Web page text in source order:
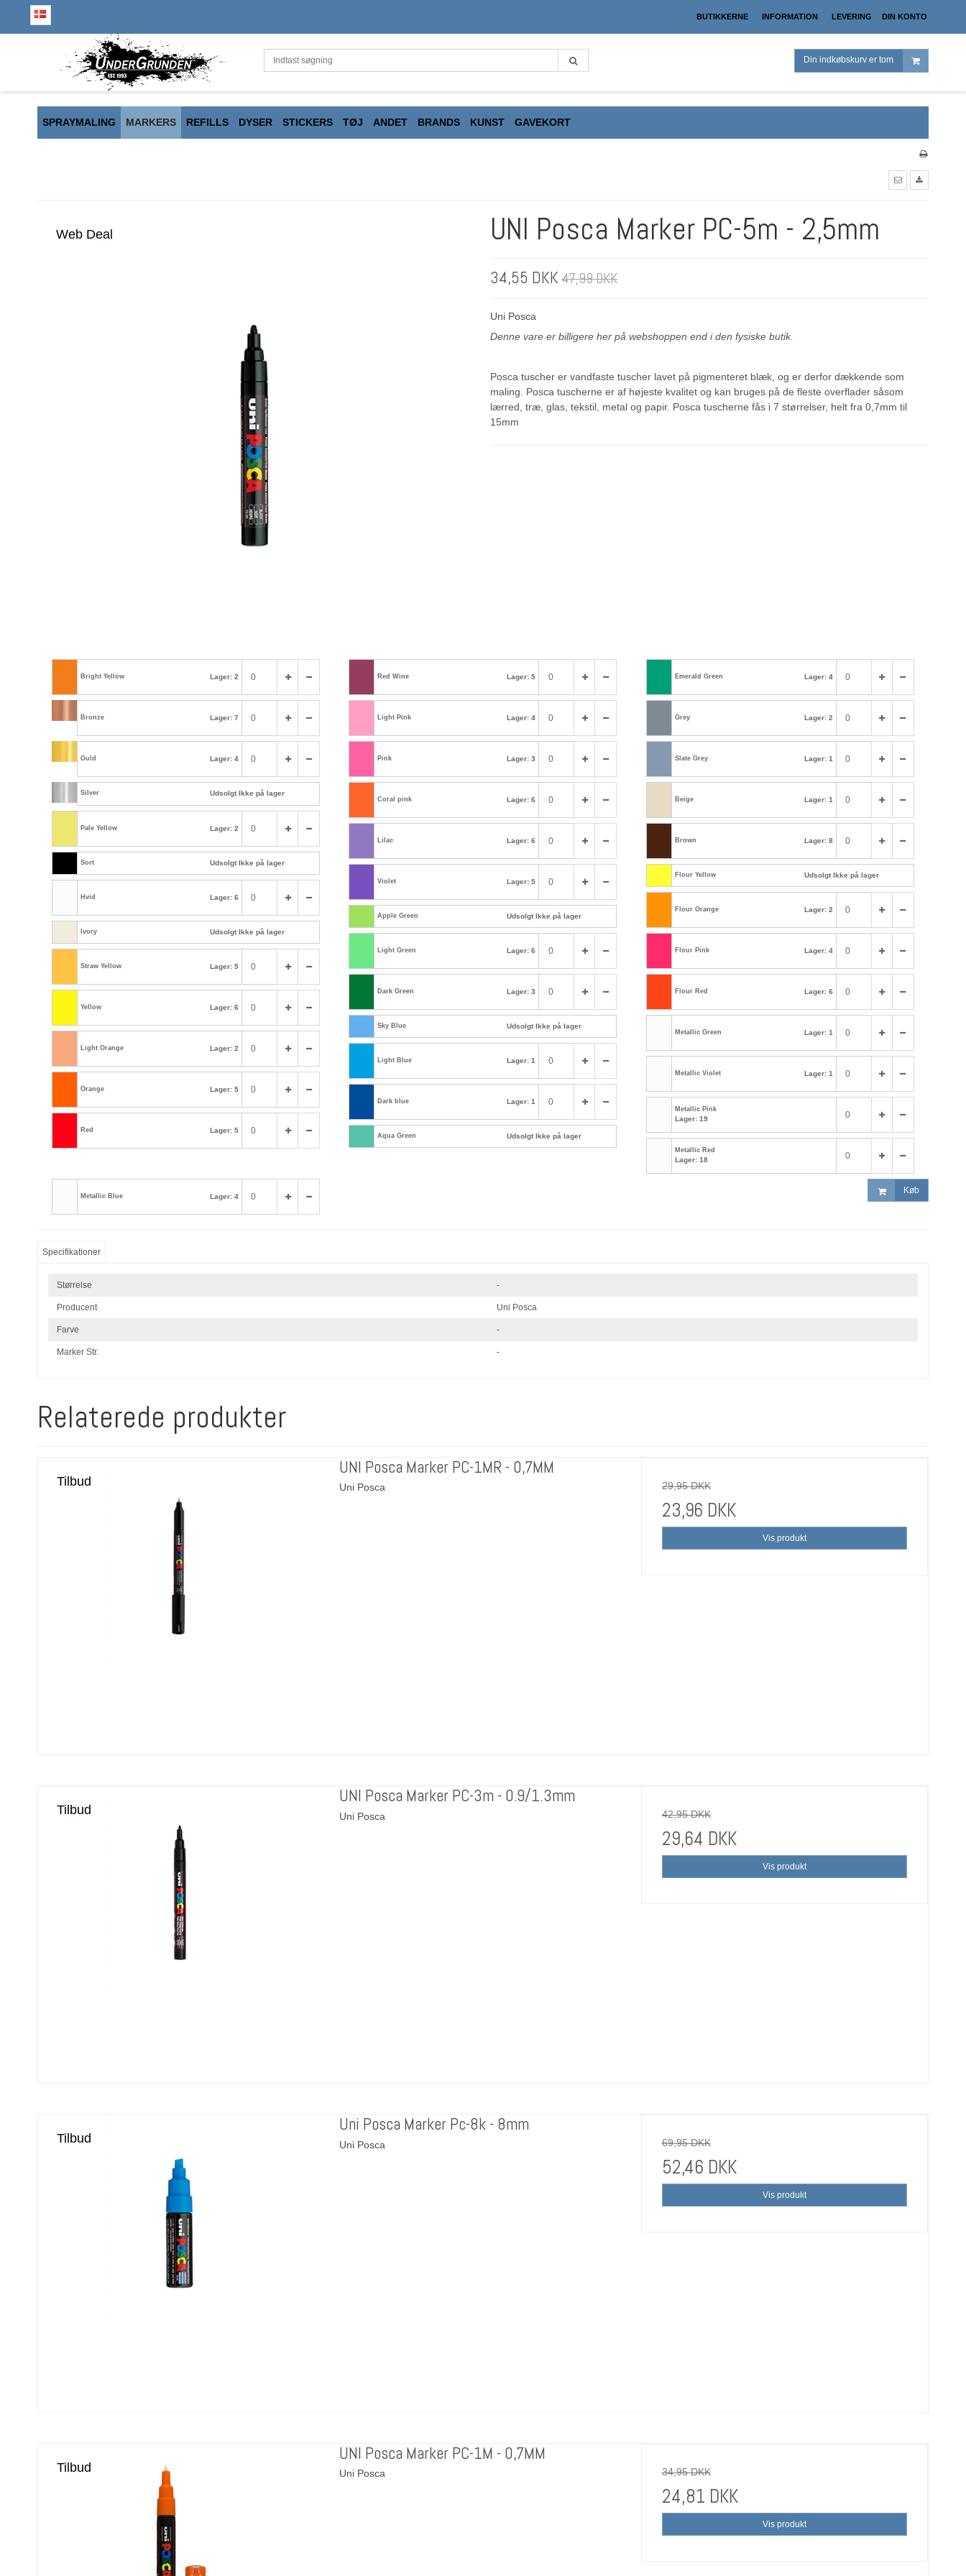
BUTIKKERNE INFORMATION LEVERING DIN KONTO
Din indkøbskurv er tom
SPRAYMALING MARKERS REFILLS DYSER STICKERS TØJ ANDET BRANDS KUNST GAVEKORT
Web Deal UNI Posca Marker PC-5m - 2,5mm
34,55 DKK 47,99 DKK
Uni Posca
Denne vare er billigere her på webshoppen end i den fysiske butik.
Posca tuscher er vandfaste tuscher lavet på pigmenteret blæk, og er derfor dækkende som
maling. Posca tuscherne er af højeste kvalitet og kan bruges på de fleste overflader såsom
lærred, træ, glas, tekstil, metal og papir. Posca tuscherne fås i 7 størrelser, helt fra 0,7mm til
15mm
Bright Yellow Lager: 2
Bronze Lager: 7
Guld Lager: 4
Silver Udsolgt Ikke på lager
Pale Yellow Lager: 2
Sort Udsolgt Ikke på lager
Hvid Lager: 6
Ivory Udsolgt Ikke på lager
Straw Yellow Lager: 5
Yellow Lager: 6
Light Orange Lager: 2
Orange Lager: 5
Red Lager: 5
Red Wine Lager: 5
Light Pink Lager: 4
Pink Lager: 3
Coral pink Lager: 6
Lilac Lager: 6
Violet Lager: 5
Apple Green Udsolgt Ikke på lager
Light Green Lager: 6
Dark Green Lager: 3
Sky Blue Udsolgt Ikke på lager
Light Blue Lager: 1
Dark blue Lager: 1
Aqua Green Udsolgt Ikke på lager
Emerald Green Lager: 4
Grey Lager: 2
Slate Grey Lager: 1
Beige Lager: 1
Brown Lager: 8
Flour Yellow Udsolgt Ikke på lager
Flour Orange Lager: 2
Flour Pink Lager: 4
Flour Red Lager: 6
Metallic Green Lager: 1
Metallic Violet Lager: 1
Metallic Pink
Lager: 19
Metallic Red
Lager: 18
Metallic Blue Lager: 4
Køb
Specifikationer
Størrelse -
Producent Uni Posca
Farve -
Marker Str. -
Relaterede produkter
Tilbud
UNI Posca Marker PC-1MR - 0,7MM
Uni Posca 29,95 DKK
23,96 DKK
Vis produkt
Tilbud
UNI Posca Marker PC-3m - 0.9/1.3mm
Uni Posca 42,95 DKK
29,64 DKK
Vis produkt
Tilbud
Uni Posca Marker Pc-8k - 8mm
Uni Posca 69,95 DKK
52,46 DKK
Vis produkt
Tilbud
UNI Posca Marker PC-1M - 0,7MM
Uni Posca 34,95 DKK
24,81 DKK
Vis produkt